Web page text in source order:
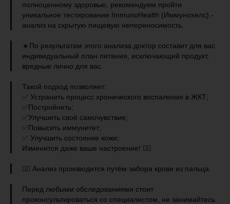
полноценному здоровью, рекомендуем пройти
уникальное тестирование ImmunoHealth (Иммунохелс) -
анализ на скрытую пищевую непереносимость.
🔸По результатам этого анализа доктор составит для вас
индивидуальный план питания, исключающий продукт,
вредные лично для вас.
Такой подход позволяет:
✅ Устранить процесс хронического воспаления в ЖКТ;
✅Постройнеть;
✅Улучшить своё самочувствие;
✅Повысить иммунитет;
✅ Улучшить состояние кожи;
Изменится даже ваше настроение! 👌🏻
👉🏻 Анализ производится путём забора крови из пальца.
Перед любыми обследованиями стоит
проконсультироваться со специалистом, не занимайтесь